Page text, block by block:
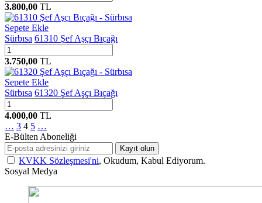
3.800,00 TL
Sepete Ekle
Sürbısa 61310 Şef Aşçı Bıçağı
3.750,00 TL
Sepete Ekle
Sürbısa 61320 Şef Aşçı Bıçağı
4.000,00 TL
… 3 4 5 …
E-Bülten Aboneliği
Kayıt olun
KVKK Sözleşmesi'ni, Okudum, Kabul Ediyorum.
Sosyal Medya